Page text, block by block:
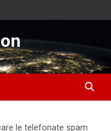
le telefonate spam